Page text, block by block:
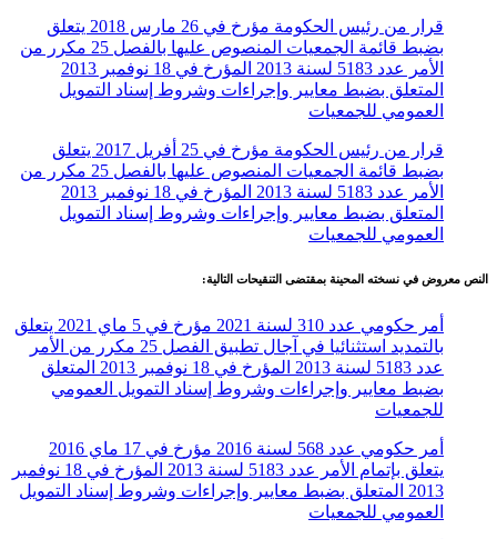
قرار من رئيس الحكومة مؤرخ في 26 مارس 2018 يتعلق
بضبط قائمة الجمعيات المنصوص عليها بالفصل 25 مكرر من
الأمر عدد 5183 لسنة 2013 المؤرخ في 18 نوفمبر 2013
المتعلق بضبط معايير وإجراءات وشروط إسناد التمويل
العمومي للجمعيات
قرار من رئيس الحكومة مؤرخ في 25 أفريل 2017 يتعلق
بضبط قائمة الجمعيات المنصوص عليها بالفصل 25 مكرر من
الأمر عدد 5183 لسنة 2013 المؤرخ في 18 نوفمبر 2013
المتعلق بضبط معايير وإجراءات وشروط إسناد التمويل
العمومي للجمعيات
النص معروض في نسخته المحينة بمقتضى التنقيحات التالية:
أمر حكومي عدد 310 لسنة 2021 مؤرخ في 5 ماي 2021 يتعلق
بالتمديد استثنائيا في آجال تطبيق الفصل 25 مكرر من الأمر
عدد 5183 لسنة 2013 المؤرخ في 18 نوفمبر 2013 المتعلق
بضبط معايير وإجراءات وشروط إسناد التمويل العمومي
للجمعيات
أمر حكومي عدد 568 لسنة 2016 مؤرخ في 17 ماي 2016
يتعلق بإتمام الأمر عدد 5183 لسنة 2013 المؤرخ في 18 نوفمبر
2013 المتعلق بضبط معايير وإجراءات وشروط إسناد التمويل
العمومي للجمعيات